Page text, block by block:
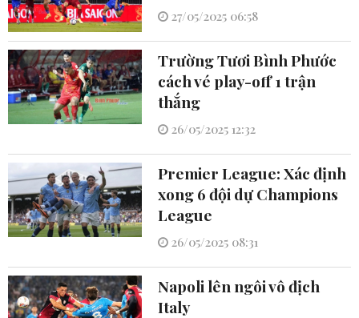
27/05/2025 06:58
Trường Tươi Bình Phước
cách vé play-off 1 trận
thắng
26/05/2025 12:32
Premier League: Xác định
xong 6 đội dự Champions
League
26/05/2025 08:31
Napoli lên ngôi vô địch
Italy